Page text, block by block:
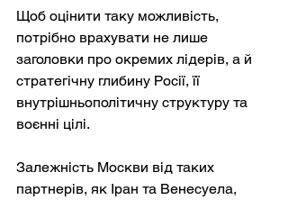
Щоб оцінити таку можливість,
потрібно врахувати не лише
заголовки про окремих лідерів, а й
стратегічну глибину Росії, її
внутрішньополітичну структуру та
воєнні цілі.
Залежність Москви від таких
партнерів, як Іран та Венесуела,